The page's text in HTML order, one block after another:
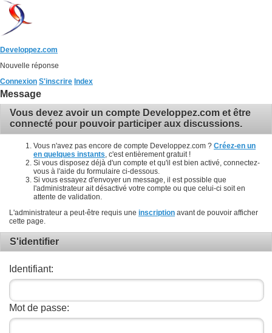
Developpez.com
Nouvelle réponse
Connexion S'inscrire Index
Message
Vous devez avoir un compte Developpez.com et être
connecté pour pouvoir participer aux discussions.
Vous n'avez pas encore de compte Developpez.com ? Créez-en un
en quelques instants , c'est entièrement gratuit !
Si vous disposez déjà d'un compte et qu'il est bien activé, connectez-
vous à l'aide du formulaire ci-dessous.
Si vous essayez d'envoyer un message, il est possible que
l'administrateur ait désactivé votre compte ou que celui-ci soit en
attente de validation.
L'administrateur a peut-être requis une inscription avant de pouvoir afficher
cette page.
S'identifier
Identifiant:
Mot de passe: